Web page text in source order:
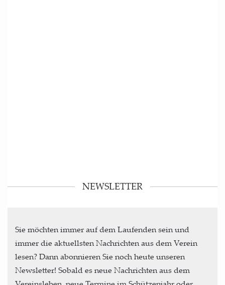
NEWSLETTER
Sie möchten immer auf dem Laufenden sein und
immer die aktuellsten Nachrichten aus dem Verein
lesen? Dann abonnieren Sie noch heute unseren
Newsletter! Sobald es neue Nachrichten aus dem